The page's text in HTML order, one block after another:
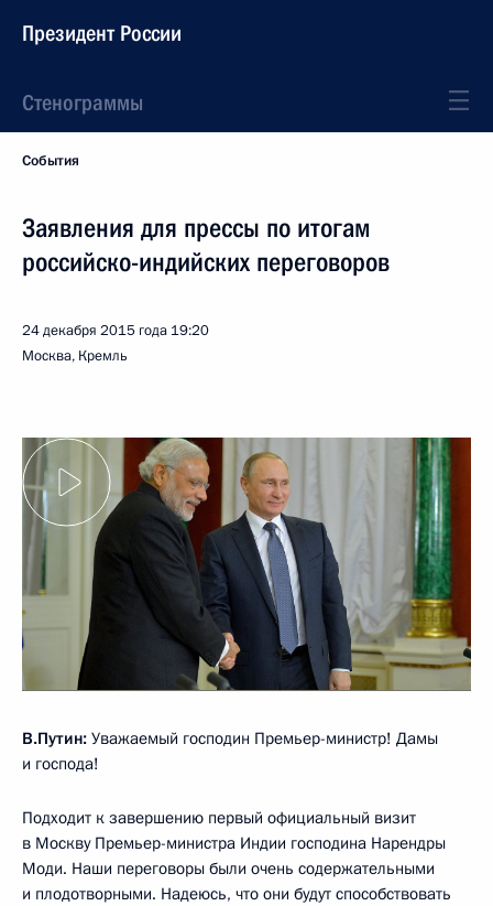
Президент России
Стенограммы
События
Заявления для прессы по итогам
российско-индийских переговоров
24 декабря 2015 года 19:20
Москва, Кремль
В.Путин: Уважаемый господин Премьер-министр! Дамы
и господа!
Подходит к завершению первый официальный визит
в Москву Премьер-министра Индии господина Нарендры
Моди. Наши переговоры были очень содержательными
и плодотворными. Надеюсь, что они будут способствовать